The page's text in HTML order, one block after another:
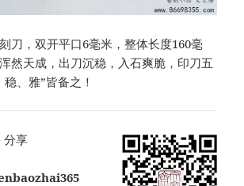
刀，双开平口6毫米，整体长度160毫
然天成，出刀沉稳，入石爽脆，印刀五
、雅”皆备之！
分享